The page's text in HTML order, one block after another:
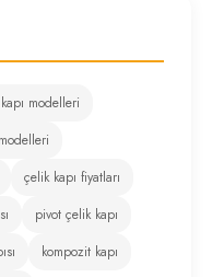
modelleri
çelik kapı fiyatları
pivot çelik kapı
kompozit kapı